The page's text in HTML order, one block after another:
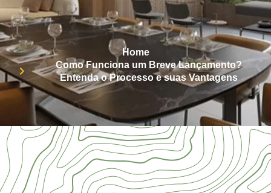
Home
Como Funciona um Breve Lançamento?
Entenda o Processo e suas Vantagens